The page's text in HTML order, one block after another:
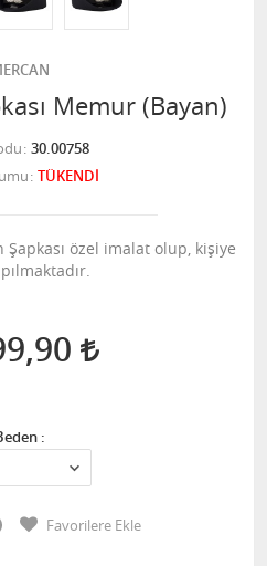
Memur (Bayan)
30.00758
TÜKENDİ
Şapkası özel imalat olup, kişiye
:
PinterestFavorilere Ekle